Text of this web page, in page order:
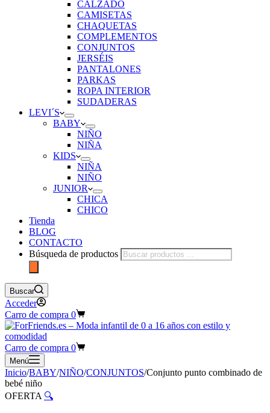
CALZADO
CAMISETAS
CHAQUETAS
COMPLEMENTOS
CONJUNTOS
JERSÉIS
PANTALONES
PARKAS
ROPA INTERIOR
SUDADERAS
LEVI´S
BABY
NIÑO
NIÑA
KIDS
NIÑA
NIÑO
JUNIOR
CHICA
CHICO
Tienda
BLOG
CONTACTO
Búsqueda de productos
Buscar
Acceder
Carro de compra 0
Carro de compra 0
Menú
Inicio/BABY/NIÑO/CONJUNTOS/Conjunto punto combinado de
bebé niño
OFERTA 🔍